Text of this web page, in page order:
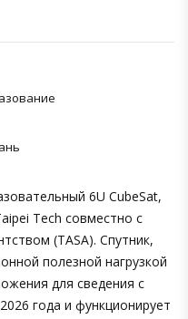
6U CubeSat,
Tech совместно с
(TASA). Спутник,
полезной нагрузкой
для сведения с
года и функционирует